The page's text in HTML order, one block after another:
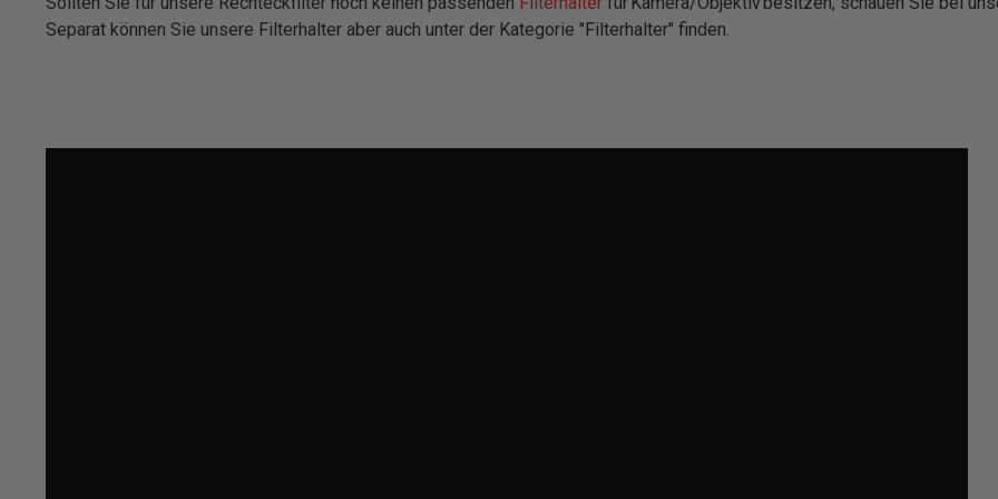
Separat können Sie unsere Filterhalter aber auch unter der Kategorie "Filterhalter" finden.